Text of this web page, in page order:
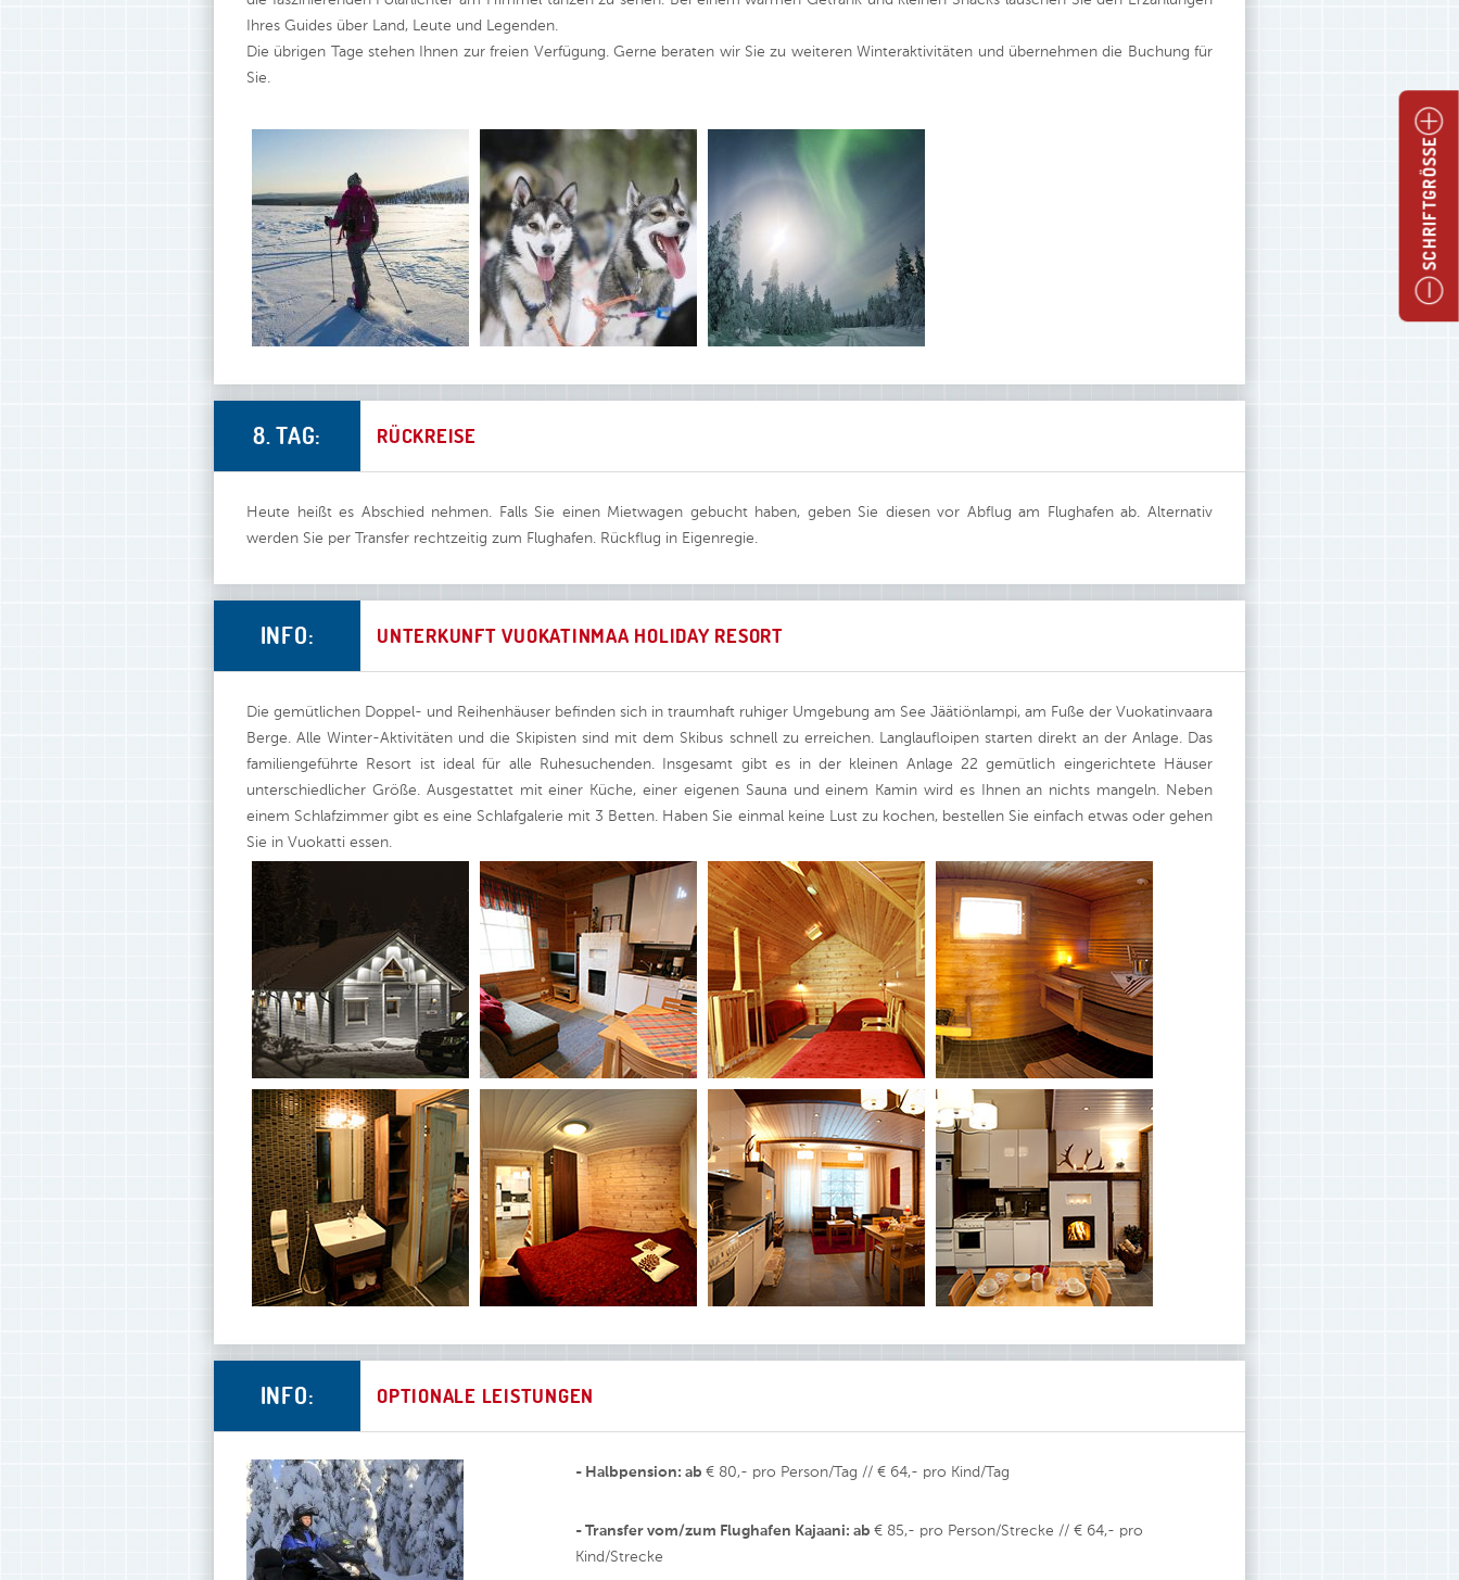
Ihres Guides über Land, Leute und Legenden.
Die übrigen Tage stehen Ihnen zur freien Verfügung. Gerne beraten wir Sie zu weiteren Winteraktivitäten und übernehmen die Buchung für
Sie.
8. TAG: RÜCKREISE
Heute heißt es Abschied nehmen. Falls Sie einen Mietwagen gebucht haben, geben Sie diesen vor Abflug am Flughafen ab. Alternativ
werden Sie per Transfer rechtzeitig zum Flughafen. Rückflug in Eigenregie.
INFO: UNTERKUNFT VUOKATINMAA HOLIDAY RESORT
Die gemütlichen Doppel- und Reihenhäuser befinden sich in traumhaft ruhiger Umgebung am See Jäätiönlampi, am Fuße der Vuokatinvaara
Berge. Alle Winter-Aktivitäten und die Skipisten sind mit dem Skibus schnell zu erreichen. Langlaufloipen starten direkt an der Anlage. Das
familiengeführte Resort ist ideal für alle Ruhesuchenden. Insgesamt gibt es in der kleinen Anlage 22 gemütlich eingerichtete Häuser
unterschiedlicher Größe. Ausgestattet mit einer Küche, einer eigenen Sauna und einem Kamin wird es Ihnen an nichts mangeln. Neben
einem Schlafzimmer gibt es eine Schlafgalerie mit 3 Betten. Haben Sie einmal keine Lust zu kochen, bestellen Sie einfach etwas oder gehen
Sie in Vuokatti essen.
INFO: OPTIONALE LEISTUNGEN
- Halbpension: ab€ 80,- pro Person/Tag // € 64,- pro Kind/Tag
- Transfer vom/zum Flughafen Kajaani: ab€ 85,- pro Person/Strecke // € 64,- pro
Kind/Strecke
SCHRIFTGRÖSSE